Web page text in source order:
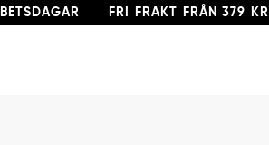
FRI FRAKT FRÅN 379 KR